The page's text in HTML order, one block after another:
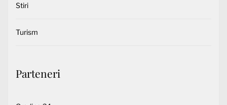
Stiri
Turism
Parteneri